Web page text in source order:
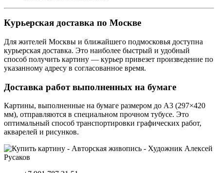
Курьерская доставка по Москве
Для жителей Москвы и ближайшего подмосковья доступна
курьерская доставка. Это наиболее быстрый и удобный
способ получить картину — курьер привезет произведение по
указанному адресу в согласованное время.
Доставка работ выполненных на бумаге
Картины, выполненные на бумаге размером до А3 (297×420
мм), отправляются в специальном прочном тубусе. Это
оптимальный способ транспортировки графических работ,
акварелей и рисунков.